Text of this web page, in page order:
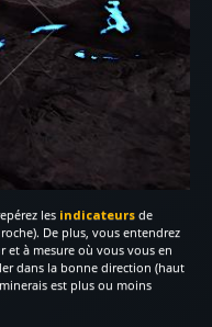
les indicateurs de
De plus, vous entendrez
à mesure où vous vous en
dans la bonne direction (haut
est plus ou moins